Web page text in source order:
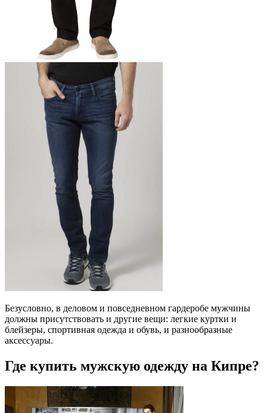
Безусловно, в деловом и повседневном гардеробе мужчины
должны присутствовать и другие вещи: легкие куртки и
блейзеры, спортивная одежда и обувь, и разнообразные
аксессуары.
Где купить мужскую одежду на Кипре?